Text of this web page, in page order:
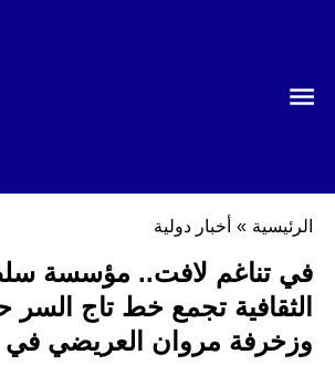
الرئيسية » أخبار دولية
في تناغم لافت.. مؤسسة
الثقافية تجمع خط تاج
وزخرفة مروان العريضي في